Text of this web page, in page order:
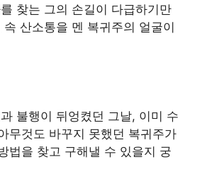
찾는 그의 손길이 다급하기만
산소통을 멘 복귀주의 얼굴이
불행이 뒤엉켰던 그날, 이미 수
무것도 바꾸지 못했던 복귀주가
법을 찾고 구해낼 수 있을지 궁